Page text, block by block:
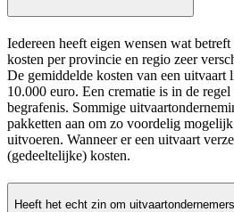
Iedereen heeft eigen wensen wat
kosten per provincie en regio zeer
De gemiddelde kosten van een uitvaart
10.000 euro. Een crematie is in de
begrafenis. Sommige
pakketten aan om zo voordelig
uitvoeren. Wanneer er een uitvaart
(gedeeltelijke) kosten.
Heeft het echt zin om